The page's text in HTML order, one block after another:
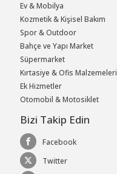
Ev & Mobilya
Kozmetik & Kişisel Bakım
Spor & Outdoor
Bahçe ve Yapı Market
Süpermarket
Kırtasiye & Ofis Malzemeleri
Ek Hizmetler
Otomobil & Motosiklet
Bizi Takip Edin
Facebook
Twitter